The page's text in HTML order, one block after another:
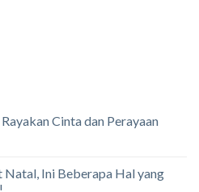
Cinta dan Perayaan
Natal, Ini Beberapa Hal yang